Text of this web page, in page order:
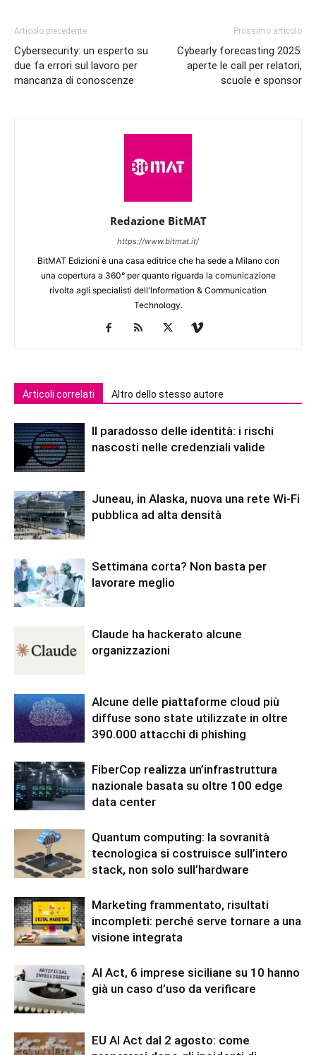
Articolo precedente
Cybersecurity: un esperto su
due fa errori sul lavoro per
mancanza di conoscenze
Prossimo articolo
Cybearly forecasting 2025:
aperte le call per relatori,
scuole e sponsor
Redazione BitMAT
https://www.bitmat.it/
BitMAT Edizioni è una casa editrice che ha sede a Milano con
una copertura a 360° per quanto riguarda la comunicazione
rivolta agli specialisti dell'lnformation & Communication
Technology.
Articoli correlati Altro dello stesso autore
Il paradosso delle identità: i rischi
nascosti nelle credenziali valide
Juneau, in Alaska, nuova una rete Wi-Fi
pubblica ad alta densità
Settimana corta? Non basta per
lavorare meglio
Claude ha hackerato alcune
organizzazioni
Alcune delle piattaforme cloud più
diffuse sono state utilizzate in oltre
390.000 attacchi di phishing
FiberCop realizza un’infrastruttura
nazionale basata su oltre 100 edge
data center
Quantum computing: la sovranità
tecnologica si costruisce sull’intero
stack, non solo sull’hardware
Marketing frammentato, risultati
incompleti: perché serve tornare a una
visione integrata
AI Act, 6 imprese siciliane su 10 hanno
già un caso d’uso da verificare
EU AI Act dal 2 agosto: come